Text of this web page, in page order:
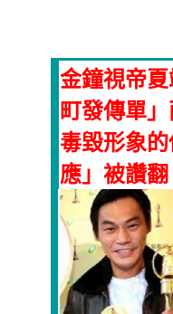
金鐘視帝
町發傳單
毒毀形象
應」被讚翻